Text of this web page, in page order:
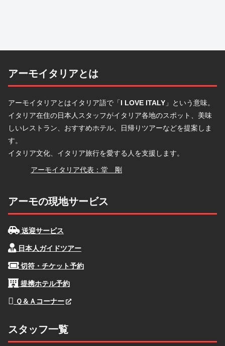
アーモイタリアとは
アーモイタリアとはイタリア語で「I LOVE ITALY 」という意味。
イタリア在住の日本人スタッフがイタリア各地のスポット、美味
しいレストラン、おすすめホテル、日帰りツアーなどを提案しま
す。
イタリア文化、イタリア旅行を愛する人を支援します。
堂
アーモイタリア代表：堂 剛
アーモの現地サービス
送迎サービス
日本人ガイドツアー
切符・チケット予約
提携ホテル予約
Ｑ＆Ａコーナー
スタッフ一覧